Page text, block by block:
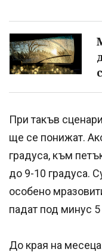
При такъв
ще се понижат.
градуса, към
до 9-10 градуса.
особено
падат под минус 5
До края на